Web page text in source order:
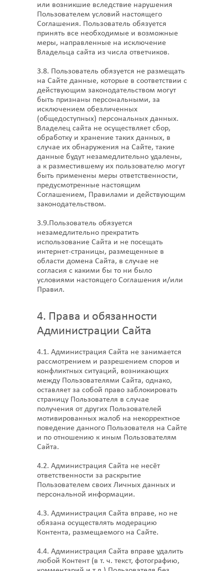
или возникшие вследствие нарушения
Пользователем условий настоящего
Соглашения. Пользователь обязуется
принять все необходимые и возможные
меры, направленные на исключение
Владельца сайта из числа ответчиков.
3.8. Пользователь обязуется не размещать
на Сайте данные, которые в соответствии с
действующим законодательством могут
быть признаны персональными, за
исключением обезличенных
(общедоступных) персональных данных.
Владелец сайта не осуществляет сбор,
обработку и хранение таких данных, в
случае их обнаружения на Сайте, такие
данные будут незамедлительно удалены,
а к разместившему их пользователю могут
быть применены меры ответственности,
предусмотренные настоящим
Соглашением, Правилами и действующим
законодательством.
3.9.Пользователь обязуется
незамедлительно прекратить
использование Сайта и не посещать
интернет-страницы, размещенные в
области домена Сайта, в случае не
согласия с какими бы то ни было
условиями настоящего Соглашения и/или
Правил.
4. Права и обязанности
Администрации Сайта
4.1. Администрация Сайта не занимается
рассмотрением и разрешением споров и
конфликтных ситуаций, возникающих
между Пользователями Сайта, однако,
оставляет за собой право заблокировать
страницу Пользователя в случае
получения от других Пользователей
мотивированных жалоб на некорректное
поведение данного Пользователя на Сайте
и по отношению к иным Пользователям
Сайта.
4.2. Администрация Сайта не несёт
ответственности за раскрытие
Пользователем своих Личных данных и
персональной информации.
4.3. Администрация Сайта вправе, но не
обязана осуществлять модерацию
Контента, размещаемого на Сайте.
4.4. Администрация Сайта вправе удалить
любой Контент (в т. ч. текст, фотографию,